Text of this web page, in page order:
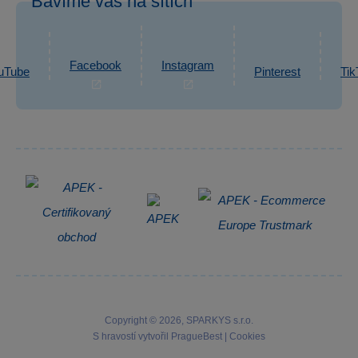
Reklamace
Informace o zpracování osobních údajů
eshop@sparkys.cz
Napsat zprávu
Facebook Instagram Pinterest
Copyright © 2026, SPARKYS s.r.o.
S hravostí vytvořil
PragueBest Cookies